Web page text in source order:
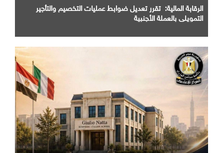
الرقابة المالية: تقرر تعديل ضوابط عمليات التخصيم والتأجير
التمويلي بالعملة الأجنبية